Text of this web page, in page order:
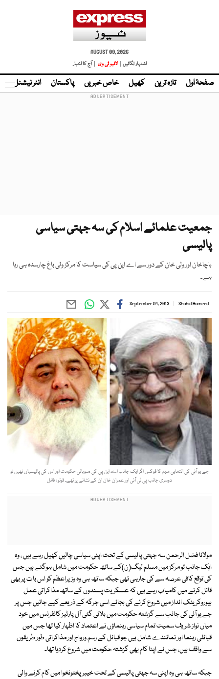
AUGUST 09, 2026
اشتہار لگائیں |
لائیو ٹی وی | آج کا اخبار
صفحۂ اول تازہ ترین کھیل خاص خبریں پاکستان انٹر نیشنل
جمعیت علمائے اسلام کی سہ جہتی سیاسی
پالیسی
باچاخان اور ولی خان کے دور سے اے این پی کی سیاست کا مرکز ولی باغ چارسدہ ہی رہا
ہے۔
Shahid Hameed
September 04, 2013
جے یو آئی کی انتخابی مہم کا فوکس اگر ایک جانب اے این پی کی صوبائی حکومت اور اس کی پالیسیاں تھیں تو
دوسری جانب پی ٹی آئی اور عمران خان ان کے نشانے پر تھے۔ فوٹو : فائل
مولانا فضل الرحمن سہ جہتی پالیسی کے تحت اپنی سیاسی چالیں کھیل رہے ہیں ، وہ
ایک جانب تو مرکز میں مسلم لیگ(ن)کے ساتھ حکومت میں شامل ہوگئے ہیں جس
کی توقع کافی عرصہ سے کی جارہی تھی جبکہ ساتھ ہی وہ وزیراعظم کو اس بات پر بھی
قائل کرنے میں کامیاب رہے ہیں کہ عسکریت پسندوں کے ساتھ مذاکراتی عمل
بیوروکریٹک انداز میں شروع کرنے کی بجائے اسی جرگہ کے ذریعے کیے جائیں جس پر
جے یو آئی کی جانب سے گزشتہ حکومت میں بلائی گئی آل پارٹیز کانفرنس میں خود
میاں نواز شریف سمیت تمام سیاسی رہنماؤں نے اعتماد کا اظہار کیا تھا جس میں
قبائلی رہنما اور نمائندے شامل ہیں جو قبائل کے رسم ورواج اور مذاکراتی طور طریقوں
سے واقف ہیں، جس نے اپنا کام بھی گزشتہ حکومت میں شروع کردیا تھا۔
جبکہ ساتھ ہی وہ اپنی سہ جہتی پالیسی کے تحت خیبرپختونخوا میں کام کرنے والی